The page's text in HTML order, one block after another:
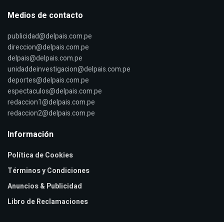
Medios de contacto
publicidad@delpais.com.pe
direccion@delpais.com.pe
delpais@delpais.com.pe
unidaddeinvestigacion@delpais.com.pe
deportes@delpais.com.pe
espectaculos@delpais.com.pe
redaccion1@delpais.com.pe
redaccion2@delpais.com.pe
Información
Política de Cookies
Términos y Condiciones
Anuncios & Publicidad
Libro de Reclamaciones